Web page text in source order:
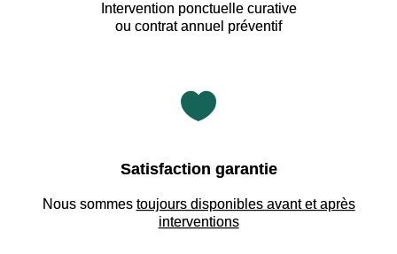
Intervention ponctuelle curative
ou contrat annuel préventif

Satisfaction garantie
Nous sommes toujours disponibles avant et après
interventions